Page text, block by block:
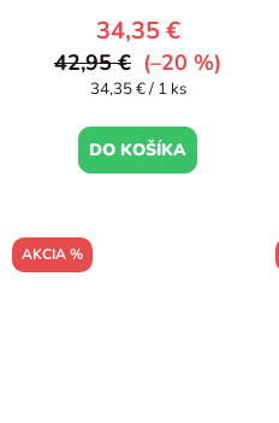
34,35 €
42,95 € (–20 %)
Jednotková
34,35 € / 1 ks
DO KOŠÍKA
AKCIA %